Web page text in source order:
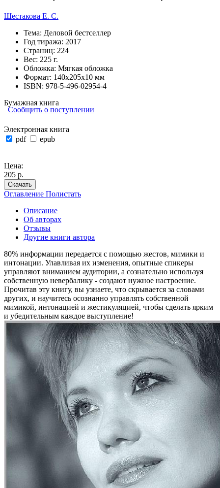
Шестакова Е. С.
Тема: Деловой бестселлер
Год тиража: 2017
Страниц: 224
Вес: 225 г.
Обложка: Мягкая обложка
Формат: 140х205х10 мм
ISBN: 978-5-496-02954-4
Бумажная книга
Сообщить о поступлении
Электронная книга
pdf
epub
Цена:
205 р.
Скачать
Оглавление Полистать
Описание
Об авторах
Отзывы
Другие книги автора
80% информации передается с помощью жестов, мимики и
интонации. Улавливая их изменения, опытные спикеры
управляют вниманием аудитории, а сознательно используя
собственную невербалику - создают нужное настроение.
Прочитав эту книгу, вы узнаете, что скрывается за словами
других, и научитесь осознанно управлять собственной
мимикой, интонацией и жестикуляцией, чтобы сделать ярким
и убедительным каждое выступление!